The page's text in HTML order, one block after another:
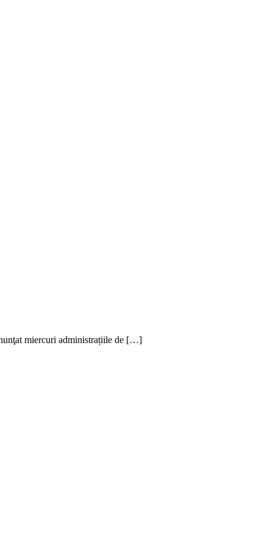
miercuri administrațiile de […]